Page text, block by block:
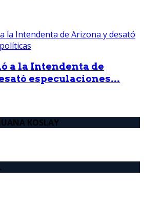
a la Intendenta de
especulaciones...
KOSLAY